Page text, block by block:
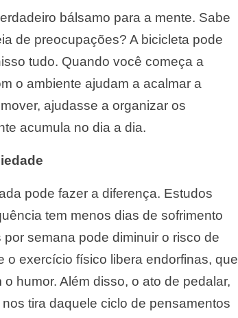
bálsamo para a mente. Sabe
de preocupações? A bicicleta pode
tudo. Quando você começa a
o ambiente ajudam a acalmar a
ajudasse a organizar os
acumula no dia a dia.
pode fazer a diferença. Estudos
tem menos dias de sofrimento
semana pode diminuir o risco de
o exercício físico libera endorfinas, que
humor. Além disso, o ato de pedalar,
tira daquele ciclo de pensamentos